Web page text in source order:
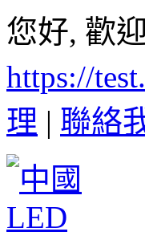
您好, 歡
https://
理 | 聯絡